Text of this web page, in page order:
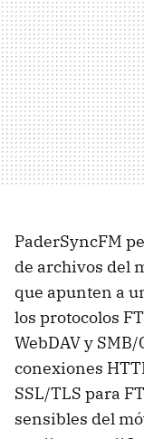
PaderSyncFM
de archivos del
que apunten a
los protocolos
WebDAV y
conexiones
SSL/TLS para
sensibles del